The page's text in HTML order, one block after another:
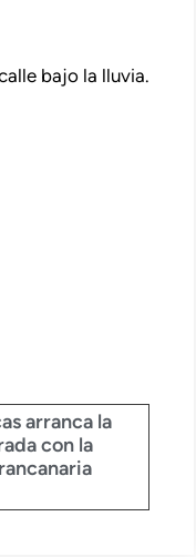
bajo la lluvia.
arranca la
con la